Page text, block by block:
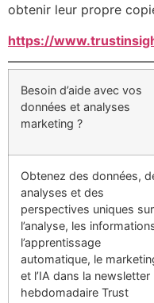
obtenir leur propre
https://
Besoin d’aide avec vos
données et analyses
marketing ?
Obtenez des données,
analyses et des
perspectives uniques sur
l’analyse, les
l’apprentissage
automatique, le
et l’IA dans la newsletter
hebdomadaire Trust